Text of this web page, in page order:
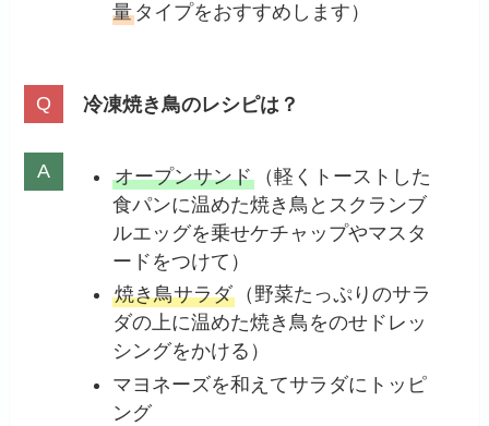
量タイプをおすすめします）
冷凍焼き鳥のレシピは？
オープンサンド （軽くトーストした
食パンに温めた焼き鳥とスクランブ
ルエッグを乗せケチャップやマスタ
ードをつけて）
焼き鳥サラダ （野菜たっぷりのサラ
ダの上に温めた焼き鳥をのせドレッ
シングをかける）
マヨネーズを和えてサラダにトッピ
ング